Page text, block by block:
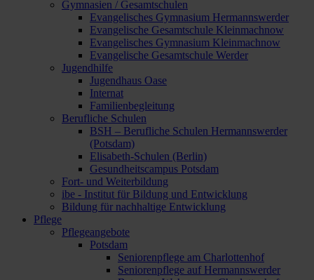
Gymnasien / Gesamtschulen
Evangelisches Gymnasium Hermannswerder
Evangelische Gesamtschule Kleinmachnow
Evangelisches Gymnasium Kleinmachnow
Evangelische Gesamtschule Werder
Jugendhilfe
Jugendhaus Oase
Internat
Familienbegleitung
Berufliche Schulen
BSH – Berufliche Schulen Hermannswerder
(Potsdam)
Elisabeth-Schulen (Berlin)
Gesundheitscampus Potsdam
Fort- und Weiterbildung
ibe - Institut für Bildung und Entwicklung
Bildung für nachhaltige Entwicklung
Pflege
Pflegeangebote
Potsdam
Seniorenpflege am Charlottenhof
Seniorenpflege auf Hermannswerder